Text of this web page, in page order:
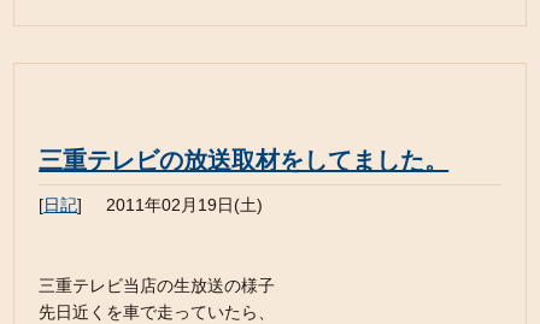
三重テレビの放送取材をしてました。
[日記] 2011年02月19日(土)
三重テレビ当店の生放送の様子
先日近くを車で走っていたら、